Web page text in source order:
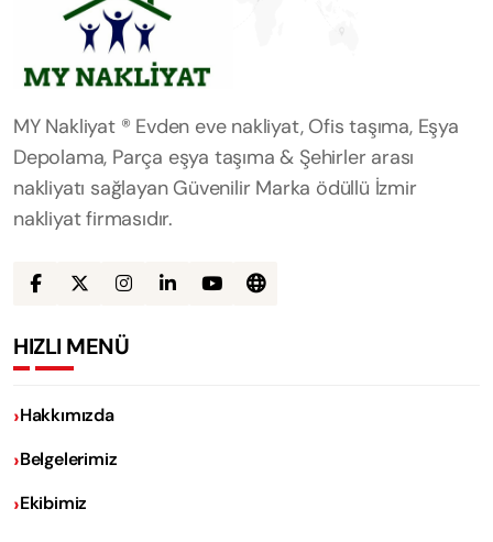
MY Nakliyat ® Evden eve nakliyat, Ofis taşıma, Eşya
Depolama, Parça eşya taşıma & Şehirler arası
nakliyatı sağlayan Güvenilir Marka ödüllü İzmir
nakliyat firmasıdır.
HIZLI MENÜ
Hakkımızda
Belgelerimiz
Ekibimiz